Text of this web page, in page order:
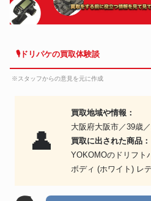
🎙ドリパケの買取体験談
※スタッフからの意見を元に作成
👤
買取地域や情報：
大阪府大阪市／39歳
買取に出された商品：
YOKOMOのドリフト
ボディ (ホワイト) レ